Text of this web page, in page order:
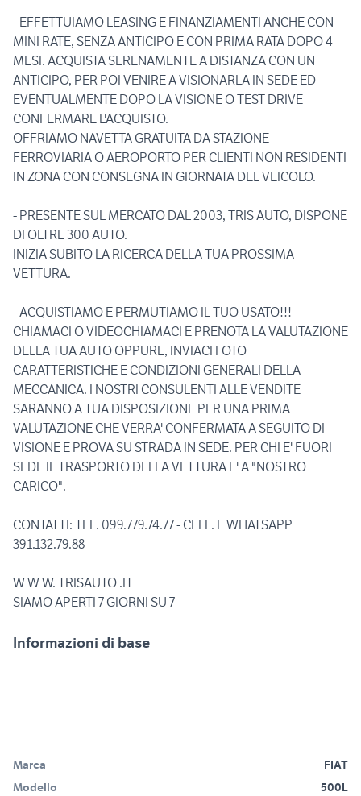
- EFFETTUIAMO LEASING E FINANZIAMENTI ANCHE CON
MINI RATE, SENZA ANTICIPO E CON PRIMA RATA DOPO 4
MESI. ACQUISTA SERENAMENTE A DISTANZA CON UN
ANTICIPO, PER POI VENIRE A VISIONARLA IN SEDE ED
EVENTUALMENTE DOPO LA VISIONE O TEST DRIVE
CONFERMARE L'ACQUISTO.
OFFRIAMO NAVETTA GRATUITA DA STAZIONE
FERROVIARIA O AEROPORTO PER CLIENTI NON RESIDENTI
IN ZONA CON CONSEGNA IN GIORNATA DEL VEICOLO.
- PRESENTE SUL MERCATO DAL 2003, TRIS AUTO, DISPONE
DI OLTRE 300 AUTO.
INIZIA SUBITO LA RICERCA DELLA TUA PROSSIMA
VETTURA.
- ACQUISTIAMO E PERMUTIAMO IL TUO USATO!!!
CHIAMACI O VIDEOCHIAMACI E PRENOTA LA VALUTAZIONE
DELLA TUA AUTO OPPURE, INVIACI FOTO
CARATTERISTICHE E CONDIZIONI GENERALI DELLA
MECCANICA. I NOSTRI CONSULENTI ALLE VENDITE
SARANNO A TUA DISPOSIZIONE PER UNA PRIMA
VALUTAZIONE CHE VERRA' CONFERMATA A SEGUITO DI
VISIONE E PROVA SU STRADA IN SEDE. PER CHI E' FUORI
SEDE IL TRASPORTO DELLA VETTURA E' A "NOSTRO
CARICO".
CONTATTI: TEL. 099.779.74.77 - CELL. E WHATSAPP
391.132.79.88
W W W. TRISAUTO .IT
SIAMO APERTI 7 GIORNI SU 7
Informazioni di base
Marca
FIAT
Modello
500L